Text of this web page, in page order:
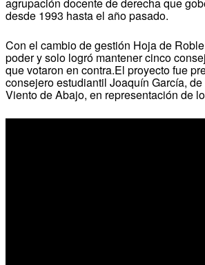
desde 1993 hasta el año pasado.
Con el cambio de gestión Hoja de
poder y solo logró mantener cinco
que votaron en contra.El proyecto fue
consejero estudiantil Joaquín García,
Viento de Abajo, en representación de